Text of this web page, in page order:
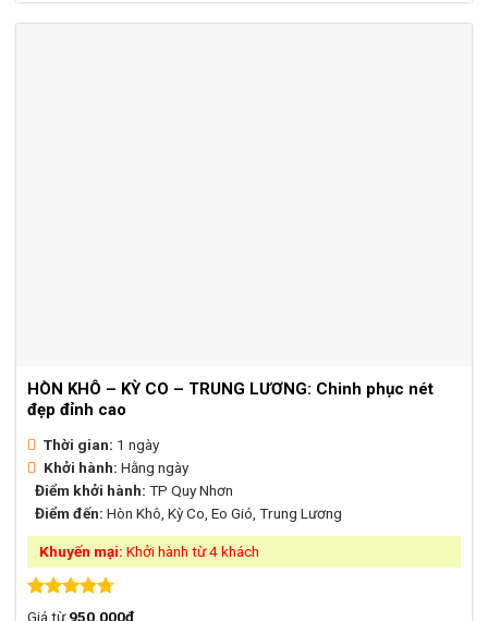
HÒN KHÔ – KỲ CO – TRUNG LƯƠNG: Chinh phục nét
đẹp đỉnh cao
Thời gian: 1 ngày
Khởi hành: Hằng ngày
Điểm khởi hành: TP Quy Nhơn
Điểm đến: Hòn Khô, Kỳ Co, Eo Gió, Trung Lương
Khuyến mại: Khởi hành từ 4 khách
Được xếp
Giá từ950.000₫